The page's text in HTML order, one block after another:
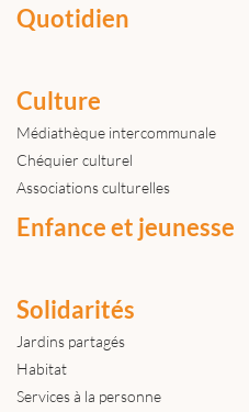
Quotidien
Culture
Médiathèque intercommunale
Chéquier culturel
Associations culturelles
Enfance et jeunesse
Solidarités
Jardins partagés
Habitat
Services à la personne